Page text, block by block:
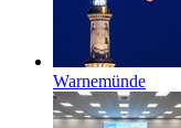
Warnemünde